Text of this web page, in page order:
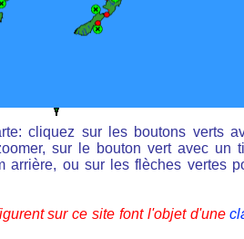
cliquez sur les boutons verts
sur le bouton vert avec un
arrière, ou sur les flèches vertes
sur ce site font l'objet d'une